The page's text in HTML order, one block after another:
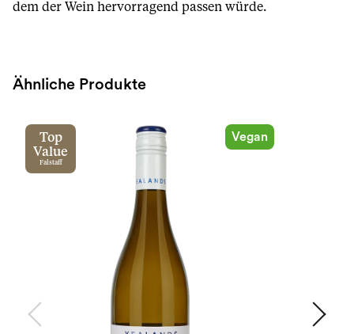
dem der Wein hervorragend passen würde.
Ähnliche Produkte
Top
Value
Falstaff
Vegan